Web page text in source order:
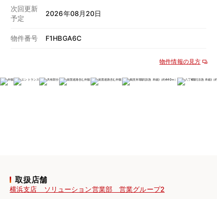
次回更新
予定
2026年08月20日
物件番号 F1HBGA6C
物件情報の見方
取扱店舗
横浜支店 ソリューション営業部 営業グループ2